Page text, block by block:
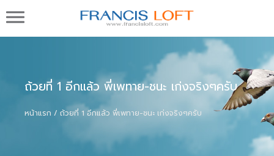
พันธุ์ชั้นดีจากต่างประเทศ ในประเทศ และโปรแกรม
บริหารกรงนก ทำเพดดีกรี
ถ้วยที่ 1 อีกแล้ว พี่เพทาย-ชนะ เก่งจริงๆครับ
หน้าแรก ถ้วยที่ 1 อีกแล้ว พี่เพทาย-ชนะ เก่งจริงๆครับ